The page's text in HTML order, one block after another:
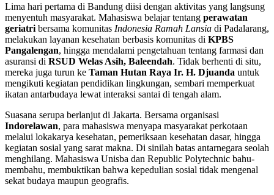
Lima hari pertama di Bandung diisi dengan aktivitas yang langsung
menyentuh masyarakat. Mahasiswa belajar tentang perawatan
geriatri bersama komunitas Indonesia Ramah Lansia di Padalarang,
melakukan layanan kesehatan berbasis komunitas di KPBS
Pangalengan, hingga mendalami pengetahuan tentang farmasi dan
asuransi di RSUD Welas Asih, Baleendah. Tidak berhenti di situ,
mereka juga turun ke Taman Hutan Raya Ir. H. Djuanda untuk
mengikuti kegiatan pendidikan lingkungan, sembari memperkuat
ikatan antarbudaya lewat interaksi santai di tengah alam.
Suasana serupa berlanjut di Jakarta. Bersama organisasi
Indorelawan, para mahasiswa menyapa masyarakat perkotaan
melalui lokakarya kesehatan, pemeriksaan kesehatan dasar, hingga
kegiatan sosial yang sarat makna. Di sinilah batas antarnegara seolah
menghilang. Mahasiswa Unisba dan Republic Polytechnic bahu-
membahu, membuktikan bahwa kepedulian sosial tidak mengenal
sekat budaya maupun geografis.